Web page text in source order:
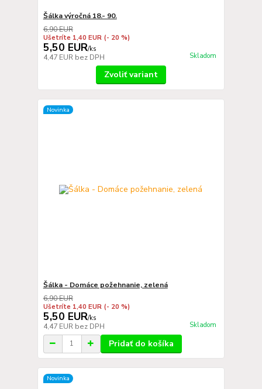
Šálka výročná 18.- 90.
6,90 EUR
Ušetríte 1,40 EUR (- 20 %)
5,50 EUR/ks
4,47 EUR bez DPH Skladom
Zvoliť variant
Novinka
Šálka - Domáce požehnanie, zelená
6,90 EUR
Ušetríte 1,40 EUR (- 20 %)
5,50 EUR/ks
4,47 EUR bez DPH Skladom
Pridať do košíka
Novinka